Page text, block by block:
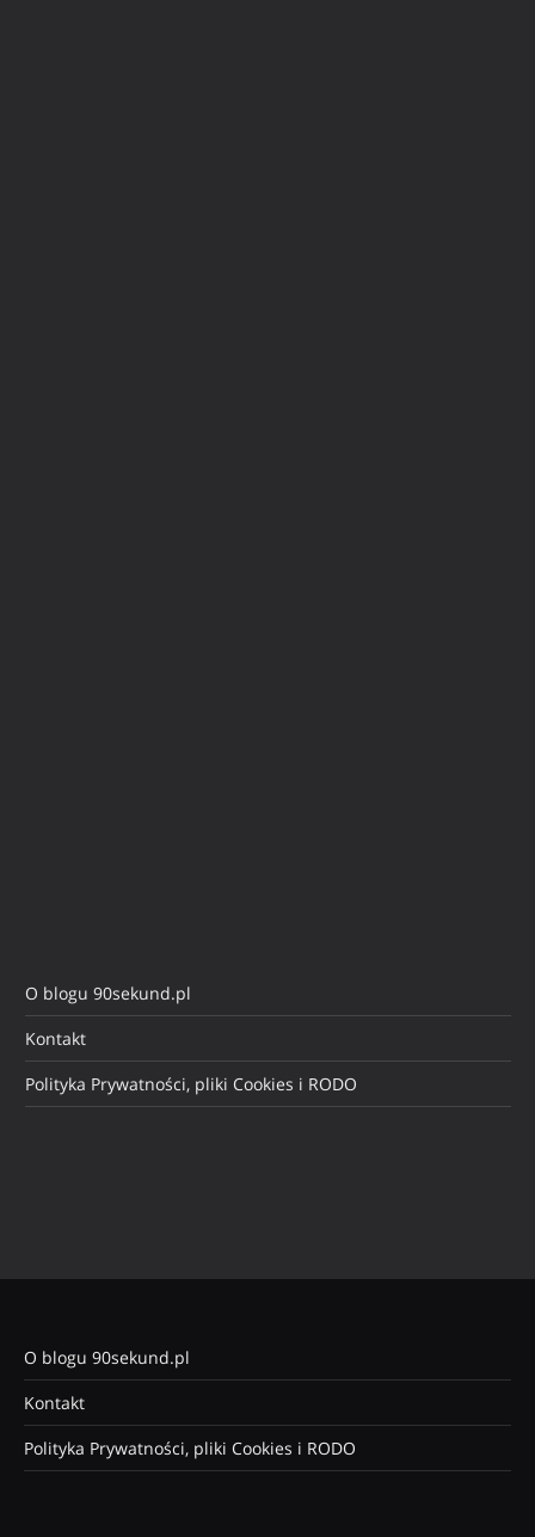
O blogu 90sekund.pl
Kontakt
Polityka Prywatności, pliki Cookies i RODO
O blogu 90sekund.pl
Kontakt
Polityka Prywatności, pliki Cookies i RODO